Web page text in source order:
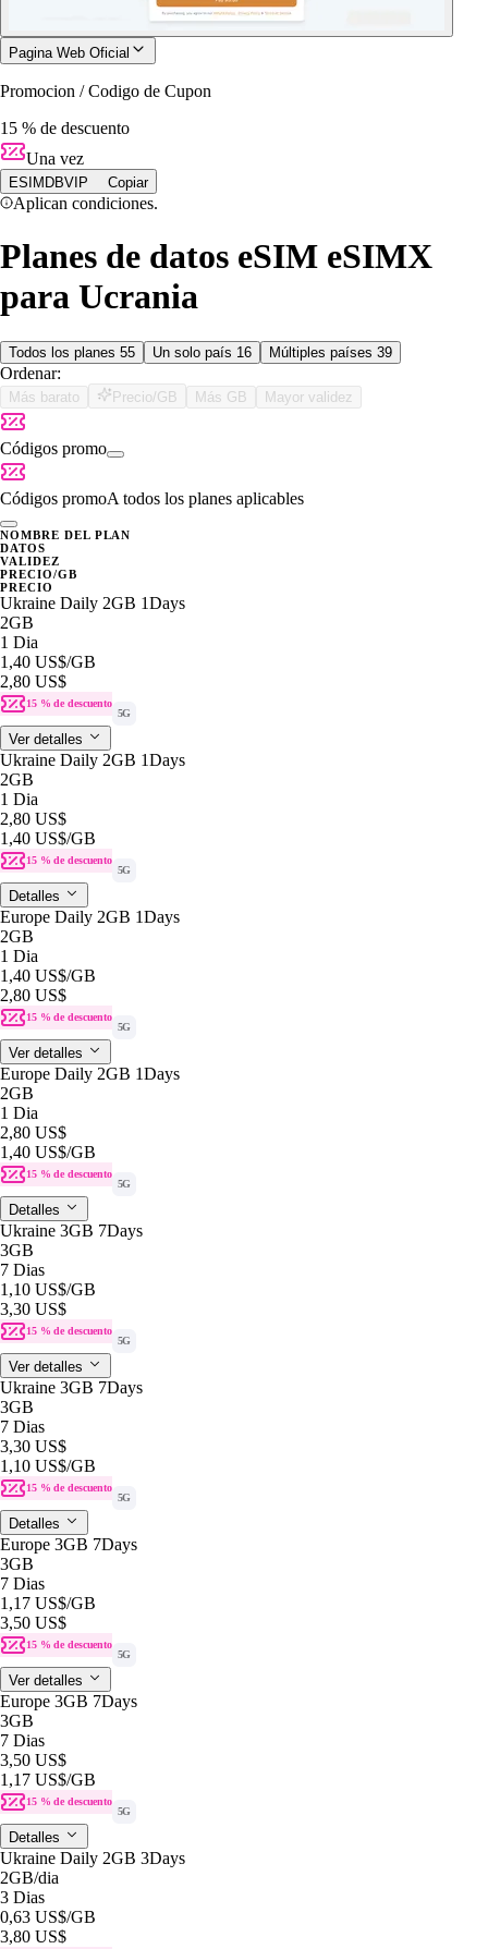
Pagina Web Oficial
Promocion / Codigo de Cupon
15 % de descuento
Una vez
ESIMDBVIP Copiar
Aplican condiciones.
Planes de datos eSIM eSIMX
para Ucrania
Todos los planes 55 Un solo país 16 Múltiples países 39
Ordenar:
Más barato Precio/GB Más GB Mayor validez
Códigos promo
Códigos promoA todos los planes aplicables
NOMBRE DEL PLAN
DATOS
VALIDEZ
PRECIO/GB
PRECIO
Ukraine Daily 2GB 1Days
2GB
1 Dia
1,40 US$/GB
2,80 US$
15 % de descuento
5G
Ver detalles
Ukraine Daily 2GB 1Days
2GB
1 Dia
2,80 US$
1,40 US$/GB
15 % de descuento
5G
Detalles
Europe Daily 2GB 1Days
2GB
1 Dia
1,40 US$/GB
2,80 US$
15 % de descuento
5G
Ver detalles
Europe Daily 2GB 1Days
2GB
1 Dia
2,80 US$
1,40 US$/GB
15 % de descuento
5G
Detalles
Ukraine 3GB 7Days
3GB
7 Dias
1,10 US$/GB
3,30 US$
15 % de descuento
5G
Ver detalles
Ukraine 3GB 7Days
3GB
7 Dias
3,30 US$
1,10 US$/GB
15 % de descuento
5G
Detalles
Europe 3GB 7Days
3GB
7 Dias
1,17 US$/GB
3,50 US$
15 % de descuento
5G
Ver detalles
Europe 3GB 7Days
3GB
7 Dias
3,50 US$
1,17 US$/GB
15 % de descuento
5G
Detalles
Ukraine Daily 2GB 3Days
2GB/dia
3 Dias
0,63 US$/GB
3,80 US$